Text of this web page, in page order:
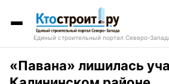
Единый строительный портал Северо-
«Павана» лишилась